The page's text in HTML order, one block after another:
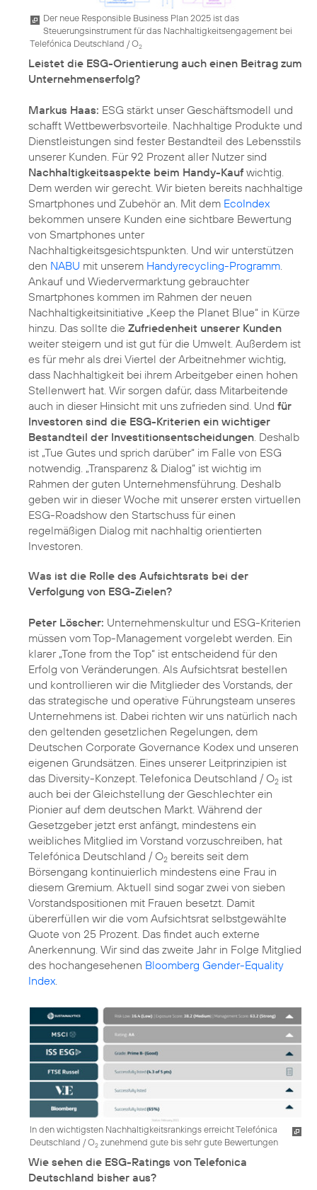
Der neue Responsible Business Plan 2025 ist das
Steuerungsinstrument für das Nachhaltigkeitsengagement bei
Telefónica Deutschland / O2
Leistet die ESG-Orientierung auch einen Beitrag zum
Unternehmenserfolg?
Markus Haas: ESG stärkt unser Geschäftsmodell und
schafft Wettbewerbsvorteile. Nachhaltige Produkte und
Dienstleistungen sind fester Bestandteil des Lebensstils
unserer Kunden. Für 92 Prozent aller Nutzer sind
Nachhaltigkeitsaspekte beim Handy-Kauf wichtig.
Dem werden wir gerecht. Wir bieten bereits nachhaltige
Smartphones und Zubehör an. Mit dem EcoIndex
bekommen unsere Kunden eine sichtbare Bewertung
von Smartphones unter
Nachhaltigkeitsgesichtspunkten. Und wir unterstützen
den NABU mit unserem Handyrecycling-Programm.
Ankauf und Wiedervermarktung gebrauchter
Smartphones kommen im Rahmen der neuen
Nachhaltigkeitsinitiative „Keep the Planet Blue“ in Kürze
hinzu. Das sollte die Zufriedenheit unserer Kunden
weiter steigern und ist gut für die Umwelt. Außerdem ist
es für mehr als drei Viertel der Arbeitnehmer wichtig,
dass Nachhaltigkeit bei ihrem Arbeitgeber einen hohen
Stellenwert hat. Wir sorgen dafür, dass Mitarbeitende
auch in dieser Hinsicht mit uns zufrieden sind. Und für
Investoren sind die ESG-Kriterien ein wichtiger
Bestandteil der Investitionsentscheidungen. Deshalb
ist „Tue Gutes und sprich darüber“ im Falle von ESG
notwendig. „Transparenz & Dialog“ ist wichtig im
Rahmen der guten Unternehmensführung. Deshalb
geben wir in dieser Woche mit unserer ersten virtuellen
ESG-Roadshow den Startschuss für einen
regelmäßigen Dialog mit nachhaltig orientierten
Investoren.
Was ist die Rolle des Aufsichtsrats bei der
Verfolgung von ESG-Zielen?
Peter Löscher: Unternehmenskultur und ESG-Kriterien
müssen vom Top-Management vorgelebt werden. Ein
klarer „Tone from the Top“ ist entscheidend für den
Erfolg von Veränderungen. Als Aufsichtsrat bestellen
und kontrollieren wir die Mitglieder des Vorstands, der
das strategische und operative Führungsteam unseres
Unternehmens ist. Dabei richten wir uns natürlich nach
den geltenden gesetzlichen Regelungen, dem
Deutschen Corporate Governance Kodex und unseren
eigenen Grundsätzen. Eines unserer Leitprinzipien ist
das Diversity-Konzept. Telefonica Deutschland / O2 ist
auch bei der Gleichstellung der Geschlechter ein
Pionier auf dem deutschen Markt. Während der
Gesetzgeber jetzt erst anfängt, mindestens ein
weibliches Mitglied im Vorstand vorzuschreiben, hat
Telefónica Deutschland / O2 bereits seit dem
Börsengang kontinuierlich mindestens eine Frau in
diesem Gremium. Aktuell sind sogar zwei von sieben
Vorstandspositionen mit Frauen besetzt. Damit
übererfüllen wir die vom Aufsichtsrat selbstgewählte
Quote von 25 Prozent. Das findet auch externe
Anerkennung. Wir sind das zweite Jahr in Folge Mitglied
des hochangesehenen Bloomberg Gender-Equality
Index.
In den wichtigsten Nachhaltigkeitsrankings erreicht Telefónica
Deutschland / O2 zunehmend gute bis sehr gute Bewertungen
Wie sehen die ESG-Ratings von Telefonica
Deutschland bisher aus?